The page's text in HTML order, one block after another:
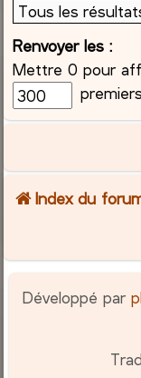
Renvoyer les :
Mettre 0 pour
Index du
Développé par